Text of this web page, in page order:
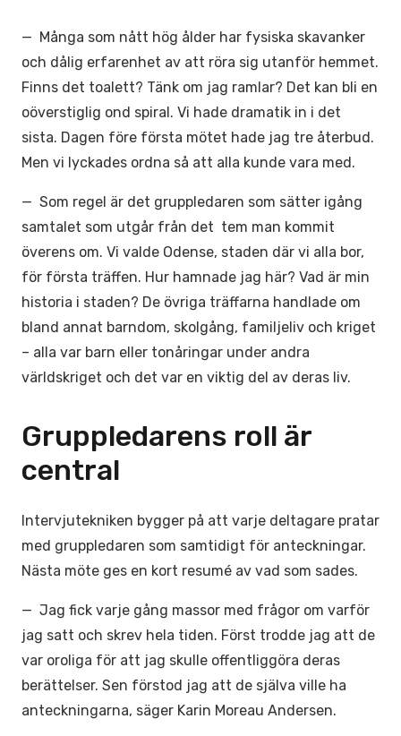
— Många som nått hög ålder har fysiska skavanker
och dålig erfarenhet av att röra sig utanför hemmet.
Finns det toalett? Tänk om jag ramlar? Det kan bli en
oöverstiglig ond spiral. Vi hade dramatik in i det
sista. Dagen före första mötet hade jag tre återbud.
Men vi lyckades ordna så att alla kunde vara med.
— Som regel är det gruppledaren som sätter igång
samtalet som utgår från det tem man kommit
överens om. Vi valde Odense, staden där vi alla bor,
för första träffen. Hur hamnade jag här? Vad är min
historia i staden? De övriga träffarna handlade om
bland annat barndom, skolgång, familjeliv och kriget
– alla var barn eller tonåringar under andra
världskriget och det var en viktig del av deras liv.
Gruppledarens roll är
central
Intervjutekniken bygger på att varje deltagare pratar
med gruppledaren som samtidigt för anteckningar.
Nästa möte ges en kort resumé av vad som sades.
— Jag fick varje gång massor med frågor om varför
jag satt och skrev hela tiden. Först trodde jag att de
var oroliga för att jag skulle offentliggöra deras
berättelser. Sen förstod jag att de själva ville ha
anteckningarna, säger Karin Moreau Andersen.